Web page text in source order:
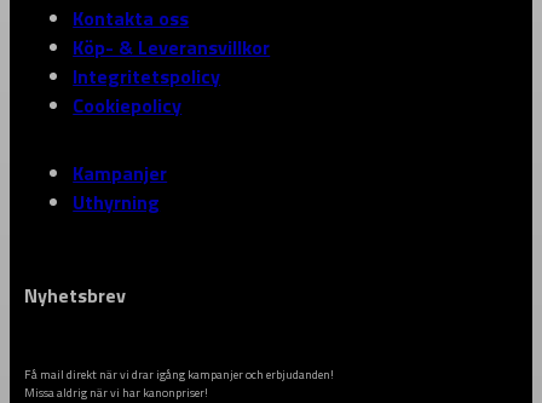
Kontakta oss
Köp- & Leveransvillkor
Integritetspolicy
Cookiepolicy
Kampanjer
Uthyrning
Nyhetsbrev
Få mail direkt när vi drar igång kampanjer och erbjudanden!
Missa aldrig när vi har kanonpriser!